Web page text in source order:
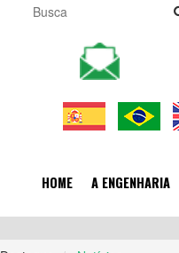
HOME A ENGENHARIA